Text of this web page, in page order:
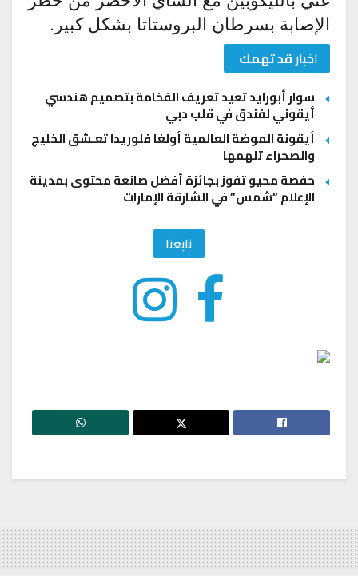
الإصابة بسرطان البروستاتا بشكل كبير.
اخبارقد تهمك
سوار أبورايد تعيد تعريف الفخامة بتصميم هندسي
أيقوني لفندق في قلب دبي
أيقونة الموضة العالمية أولغا فلوريدا تعـشق الخليج
والصحراء تلهمها
حفصة محيو تفوز بجائزة أفضل صانعة محتوى بمدينة
الإعلام “شمس” في الشارقة الإمارات
تابعنا